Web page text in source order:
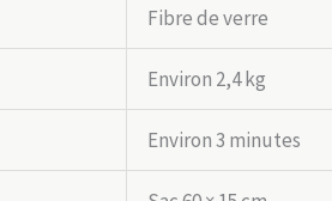
Fibre de verre
Environ 2,4 kg
Environ 3 minutes